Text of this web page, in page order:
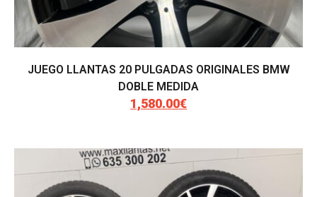
JUEGO LLANTAS 20 PULGADAS ORIGINALES BMW
DOBLE MEDIDA
El
era:
1,900.00€.
1,580.00€El
1,580.00€.